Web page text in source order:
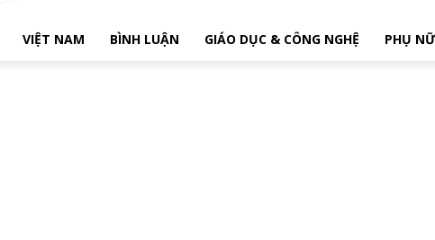
VIỆT NAM BÌNH LUẬN GIÁO DỤC & CÔNG NGHỆ PHỤ NỮ